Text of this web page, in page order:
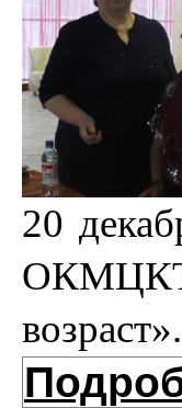
20
ОКМЦКТ
возраст».